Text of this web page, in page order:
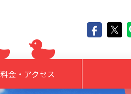
料金・アクセス